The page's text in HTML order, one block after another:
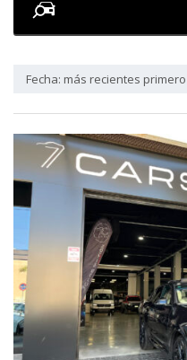
Fecha: más recientes primero